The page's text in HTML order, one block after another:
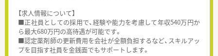
【求人情報について】
■正社員としての採用で、経験や能力を考慮して年収540万円か
ら最大680万円の高待遇が可能です。
■認定薬剤師の更新費用を会社が全額負担するなど、スキルアッ
プを目指す社員を金銭面でもサポートします。